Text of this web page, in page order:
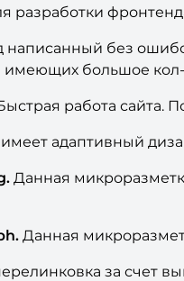
разработки
написанный без
большое
работа сайта.
адаптивный
Данная
Данная
за счет